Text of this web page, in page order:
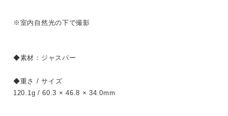
※室内自然光の下で撮影
◆素材：ジャスパー
◆重さ / サイズ
120.1g / 60.3 × 46.8 × 34.0mm